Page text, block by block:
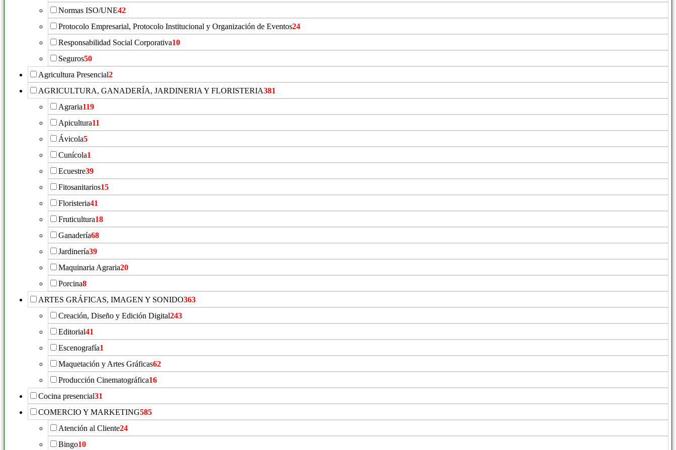
Normas ISO/UNE42
Protocolo Empresarial, Protocolo Institucional y Organización de Eventos24
Responsabilidad Social Corporativa10
Seguros50
Agricultura Presencial2
AGRICULTURA, GANADERÍA, JARDINERIA Y FLORISTERIA381
Agraria119
Apicultura11
Ávicola5
Cunícola1
Ecuestre39
Fitosanitarios15
Floristeria41
Fruticultura18
Ganadería68
Jardinería39
Maquinaria Agraria20
Porcina8
ARTES GRÁFICAS, IMAGEN Y SONIDO363
Creación, Diseño y Edición Digital243
Editorial41
Escenografía1
Maquetación y Artes Gráficas62
Producción Cinematográfica16
Cocina presencial31
COMERCIO Y MARKETING585
Atención al Cliente24
Bingo10